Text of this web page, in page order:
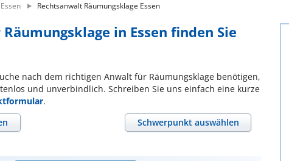
Rechtsanwalt Räumungsklage Essen
in Essen finden Sie
nach dem richtigen Anwalt für Räumungsklage benötigen,
und unverbindlich. Schreiben Sie uns einfach eine kurze
.
Schwerpunkt auswählen